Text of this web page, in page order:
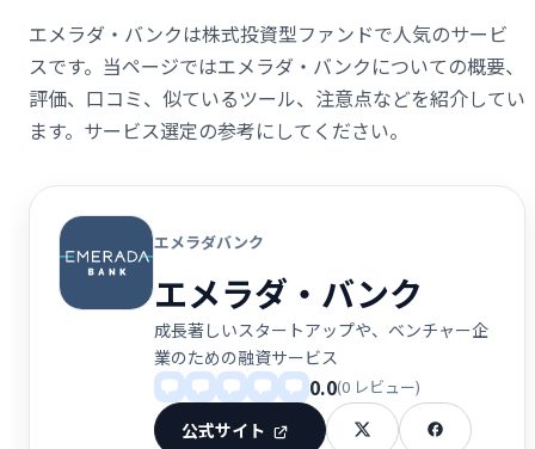
エメラダ・バンクは株式投資型ファンドで人気のサービ
スです。当ページではエメラダ・バンクについての概要、
評価、口コミ、似ているツール、注意点などを紹介してい
ます。サービス選定の参考にしてください。
エメラダバンク
エメラダ・バンク
成長著しいスタートアップや、ベンチャー企
業のための融資サービス
0.0(0 レビュー)
公式サイト